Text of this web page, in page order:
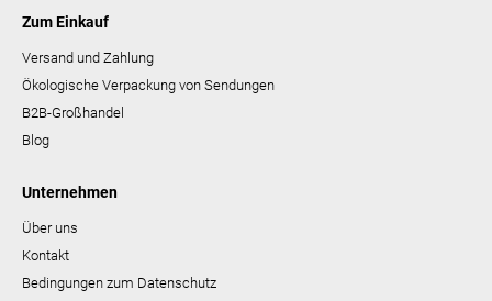
Zum Einkauf
Versand und Zahlung
Ökologische Verpackung von Sendungen
B2B-Großhandel
Blog
Unternehmen
Über uns
Kontakt
Bedingungen zum Datenschutz